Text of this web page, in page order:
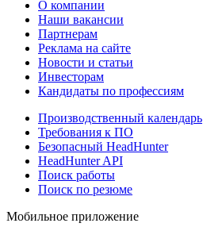
О компании
Наши вакансии
Партнерам
Реклама на сайте
Новости и статьи
Инвесторам
Кандидаты по профессиям
Производственный календарь
Требования к ПО
Безопасный HeadHunter
HeadHunter API
Поиск работы
Поиск по резюме
Мобильное приложение